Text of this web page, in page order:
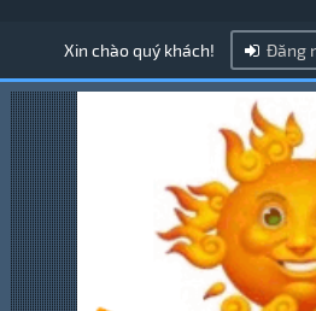
Xin chào quý khách! Đăng